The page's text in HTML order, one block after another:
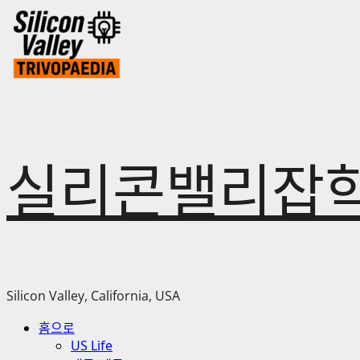
Skip
to
content
실리콘밸리잡
Silicon Valley, California, USA
Primary홈으로
US Life